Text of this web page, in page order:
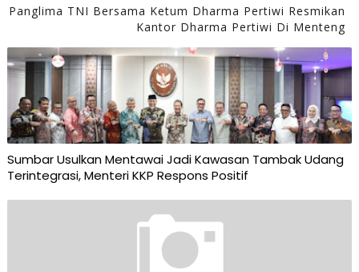
Panglima TNI Bersama Ketum Dharma Pertiwi Resmikan
Kantor Dharma Pertiwi Di Menteng
Sumbar Usulkan Mentawai Jadi Kawasan Tambak Udang
Terintegrasi, Menteri KKP Respons Positif